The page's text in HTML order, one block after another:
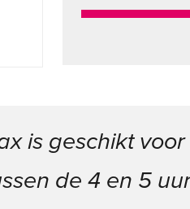
is geschikt
de 4 en 5